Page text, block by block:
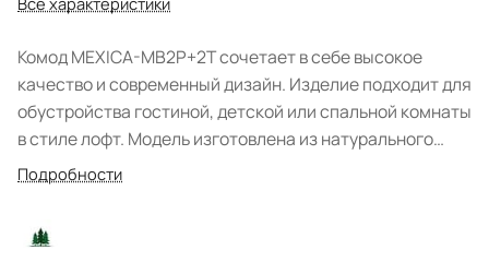
Комод MEXICA-MB2P+2T сочетает в себе высокое
качество и современный дизайн. Изделие подходит для
обустройства гостиной, детской или спальной комнаты
в стиле лофт. Модель изготовлена из натурального
массива сосны. Покрытие древесины: масло, черным
Экологичные материалы и натуральный оттенок
выгодно обыгрывает пространство помещения.
Подробности